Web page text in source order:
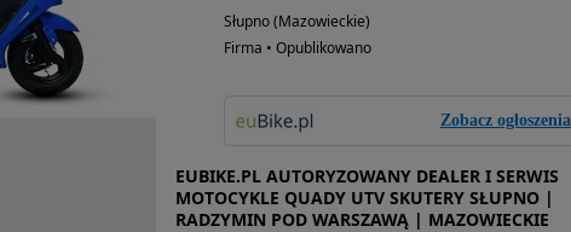
Słupno (Mazowieckie)
Firma • Opublikowano
Zobacz ogłoszenia
EUBIKE.PL AUTORYZOWANY DEALER I SERWIS
MOTOCYKLE QUADY UTV SKUTERY SŁUPNO |
RADZYMIN POD WARSZAWĄ | MAZOWIECKIE